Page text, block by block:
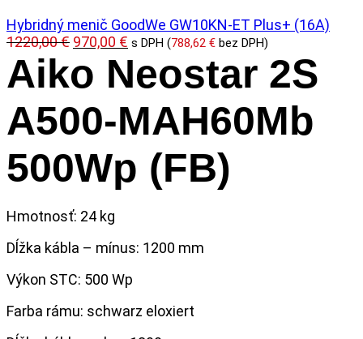
Hybridný menič GoodWe GW10KN-ET Plus+ (16A)
1220,00€ Pôvodná
bola:
1220,00 €.
970,00 € Aktuálna
cena
je:
970,00 €.
s DPH (788,62 € bez DPH)
Aiko Neostar 2S
A500-MAH60Mb
500Wp (FB)
Hmotnosť: 24 kg
Dĺžka kábla – mínus: 1200 mm
Výkon STC: 500 Wp
Farba rámu: schwarz eloxiert